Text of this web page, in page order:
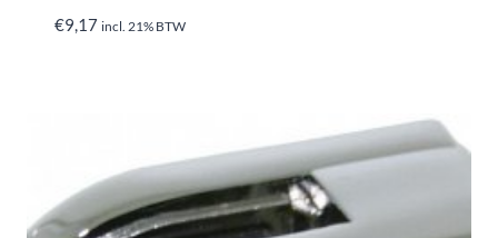
€9,17 incl. 21% BTW